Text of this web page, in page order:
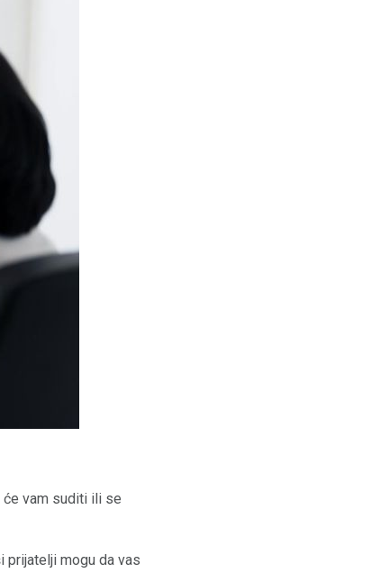
će vam suditi ili se
prijatelji mogu da vas